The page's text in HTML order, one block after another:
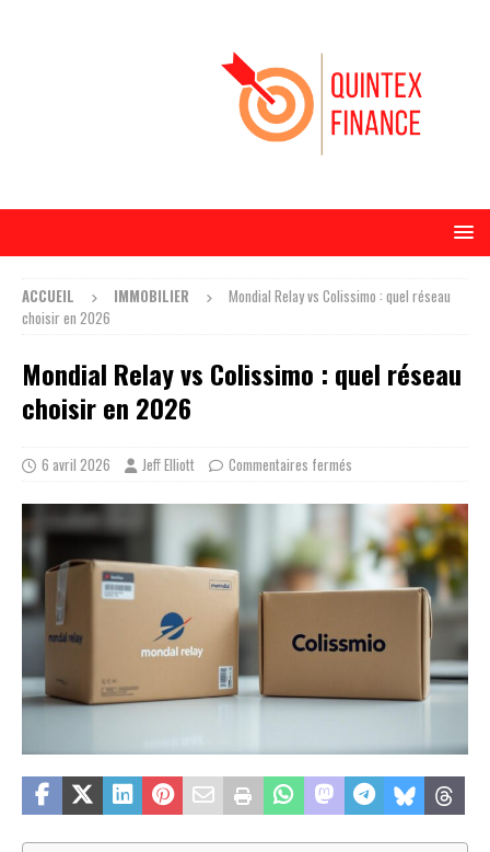
ACCUEIL IMMOBILIER
Mondial Relay vs Colissimo : quel réseau
choisir en 2026
Mondial Relay vs Colissimo : quel réseau
choisir en 2026
6 avril 2026 Jeff Elliott Commentaires fermés